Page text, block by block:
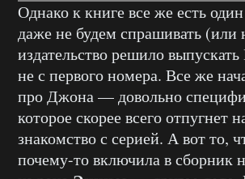
Однако к книге все же есть
даже не будем спрашивать (или
издательство решило
не с первого номера. Все же
про Джона — довольно
которое скорее всего отпугнет
знакомство с серией. А вот то,
почему-то включила в сборник